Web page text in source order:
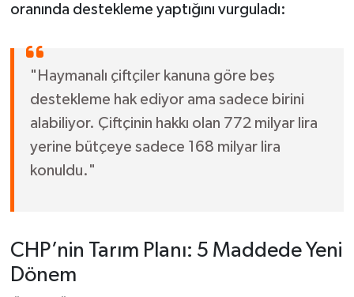
oranında destekleme yaptığını vurguladı:
"Haymanalı çiftçiler kanuna göre beş
destekleme hak ediyor ama sadece birini
alabiliyor. Çiftçinin hakkı olan 772 milyar lira
yerine bütçeye sadece 168 milyar lira
konuldu."
CHP’nin Tarım Planı: 5 Maddede Yeni
Dönem